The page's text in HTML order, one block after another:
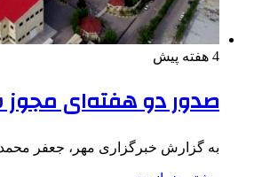
4 هفته پیش
صدور دو هفته‌ای
به گزارش خبرگزاری مهر، جعفر